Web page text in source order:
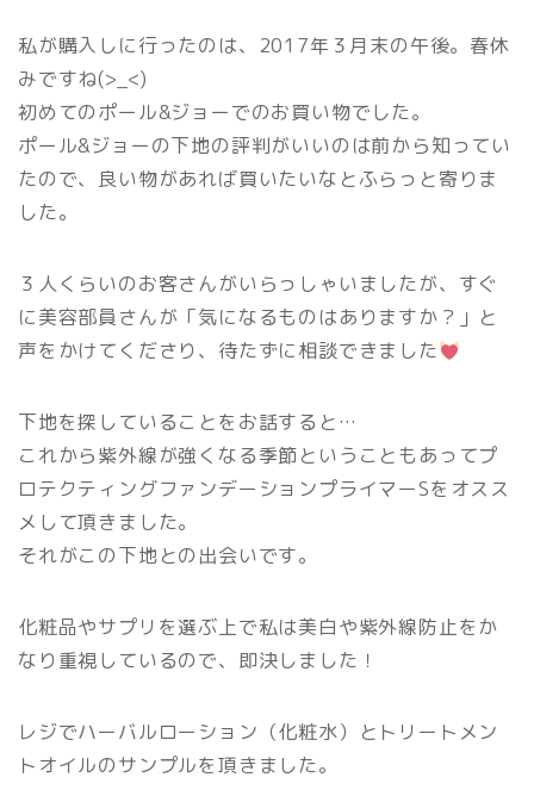
私が購入しに行ったのは、2017年３月末の午後。春休
みですね(>_<)
初めてのポール&ジョーでのお買い物でした。
ポール&ジョーの下地の評判がいいのは前から知ってい
たので、良い物があれば買いたいなとふらっと寄りま
した。
３人くらいのお客さんがいらっしゃいましたが、すぐ
に美容部員さんが「気になるものはありますか？」と
声をかけてくださり、待たずに相談できました
下地を探していることをお話すると…
これから紫外線が強くなる季節ということもあってプ
ロテクティングファンデーションプライマーSをオスス
メして頂きました。
それがこの下地との出会いです。
化粧品やサプリを選ぶ上で私は美白や紫外線防止をか
なり重視しているので、即決しました！
レジでハーバルローション（化粧水）とトリートメン
トオイルのサンプルを頂きました。